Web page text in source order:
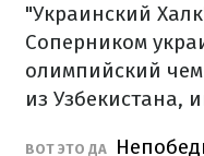
"Украинский
Соперником
олимпийский
из Узбекистана,
ВОТ ЭТО ДА